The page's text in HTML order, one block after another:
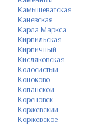
Камышеватская
Каневская
Карла Маркса
Кирпильская
Кирпичный
Кисляковская
Колосистый
Коноково
Копанской
Кореновск
Коржевский
Коржевское